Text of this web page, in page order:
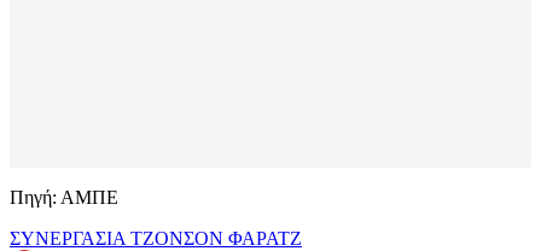
Πηγή: ΑΜΠΕ
ΣΥΝΕΡΓΑΣΙΑ ΤΖΟΝΣΟΝ ΦΑΡΑΤΖ